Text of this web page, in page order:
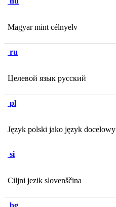
Magyar mint célnyelv
ru
Целевой язык русский
pl
Język polski jako język docelowy
si
Ciljni jezik slovenščina
bg